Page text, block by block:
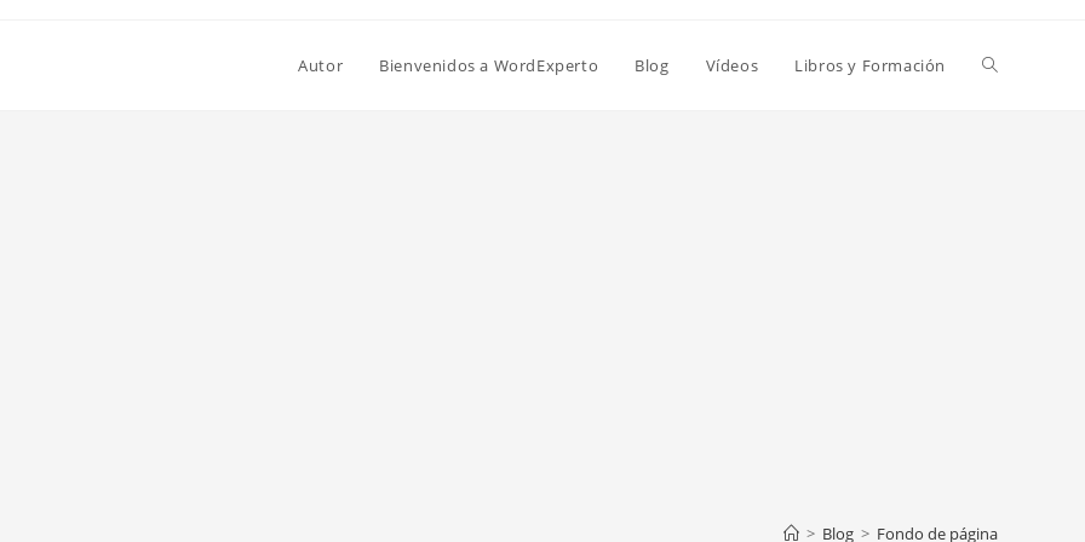
Autor Bienvenidos a WordExperto Blog Vídeos Libros y Formación Alternar
> Blog > Fondo de página